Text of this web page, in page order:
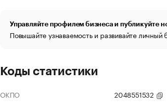
Управляйте профилем бизнеса и публикуйте
Повышайте узнаваемость и развивайте личный
Коды статистики
ОКПО
2048551532